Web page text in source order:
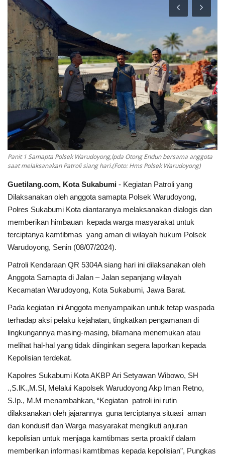
Keamanan
Kejahatan
Cybers Event
UMKM & Ekonomi Kreatif
Pekerja Migran Indonesia
Ekonomi
Informasi Journalism
Olahraga
Kesehatan
Layanan Publik
Panit 1 Samapta Polsek Warudoyong,lpda Otong Endun bersama anggota
saat melaksanakan Patroli siang hari.(Foto: Hms Polsek Warudoyong)
Guetilang.com, Kota Sukabumi - Kegiatan Patroli yang
Dilaksanakan oleh anggota samapta Polsek Warudoyong,
Polres Sukabumi Kota diantaranya melaksanakan dialogis dan
memberikan himbauan kepada warga masyarakat untuk
terciptanya kamtibmas yang aman di wilayah hukum Polsek
Warudoyong, Senin (08/07/2024).
Patroli Kendaraan QR 5304A siang hari ini dilaksanakan oleh
Anggota Samapta di Jalan – Jalan sepanjang wilayah
Kecamatan Warudoyong, Kota Sukabumi, Jawa Barat.
Pada kegiatan ini Anggota menyampaikan untuk tetap waspada
terhadap aksi pelaku kejahatan, tingkatkan pengamanan di
lingkungannya masing-masing, bilamana menemukan atau
melihat hal-hal yang tidak diinginkan segera laporkan kepada
Kepolisian terdekat.
Kapolres Sukabumi Kota AKBP Ari Setyawan Wibowo, SH
.,S.lK.,M.Sl, Melalui Kapolsek Warudoyong Akp Iman Retno,
S.Ip., M.M menambahkan, “Kegiatan patroli ini rutin
dilaksanakan oleh jajarannya guna terciptanya situasi aman
dan kondusif dan Warga masyarakat mengikuti anjuran
kepolisian untuk menjaga kamtibmas serta proaktif dalam
memberikan informasi kamtibmas kepada kepolisian”, Pungkas